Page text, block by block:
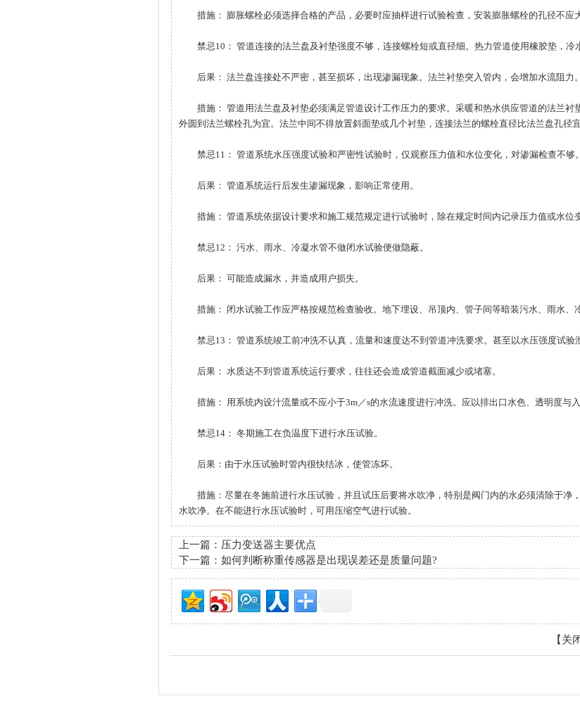
措施： 膨胀螺栓必须选择合格的产品，必要时应抽样进行试验检查，安装膨胀螺栓的孔径不应
禁忌10： 管道连接的法兰盘及衬垫强度不够，连接螺栓短或直径细。热力管道使用橡胶垫，冷
后果： 法兰盘连接处不严密，甚至损坏，出现渗漏现象。法兰衬垫突入管内，会增加水流阻力。
措施： 管道用法兰盘及衬垫必须满足管道设计工作压力的要求。采暖和热水供应管道的法兰衬
外圆到法兰螺栓孔为宜。法兰中间不得放置斜面垫或几个衬垫，连接法兰的螺栓直径比法兰盘孔径
禁忌11： 管道系统水压强度试验和严密性试验时，仅观察压力值和水位变化，对渗漏检查不够。
后果： 管道系统运行后发生渗漏现象，影响正常使用。
措施： 管道系统依据设计要求和施工规范规定进行试验时，除在规定时间内记录压力值或水位
禁忌12： 污水、雨水、冷凝水管不做闭水试验便做隐蔽。
后果： 可能造成漏水，并造成用户损失。
措施： 闭水试验工作应严格按规范检查验收。地下埋设、吊顶内、管子间等暗装污水、雨水、
禁忌13： 管道系统竣工前冲洗不认真，流量和速度达不到管道冲洗要求。甚至以水压强度试验
后果： 水质达不到管道系统运行要求，往往还会造成管道截面减少或堵塞。
措施： 用系统内设汁流量或不应小于3m／s的水流速度进行冲洗。应以排出口水色、透明度与入
禁忌14： 冬期施工在负温度下进行水压试验。
后果：由于水压试验时管内很快结冰，使管冻坏。
措施：尽量在冬施前进行水压试验，并且试压后要将水吹净，特别是阀门内的水必须清除于净
水吹净。在不能进行水压试验时，可用压缩空气进行试验。
上一篇： 压力变送器主要优点
下一篇： 如何判断称重传感器是出现误差还是质量问题?
【 关